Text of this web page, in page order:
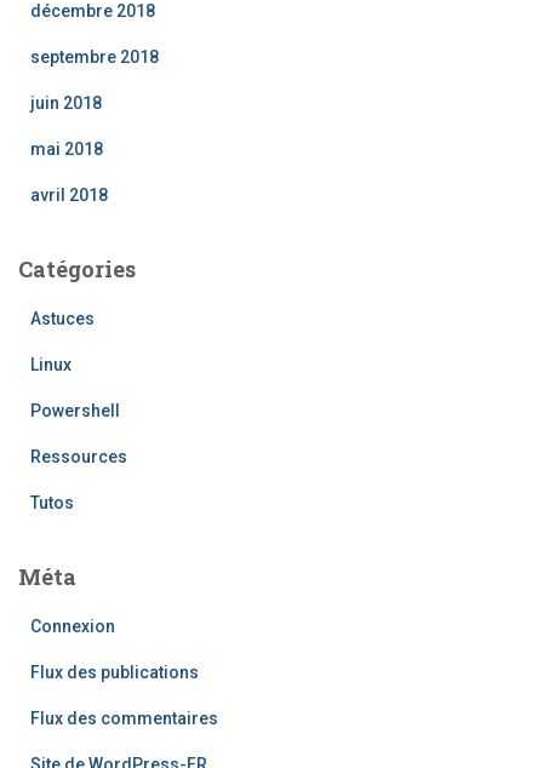
décembre 2018
septembre 2018
juin 2018
mai 2018
avril 2018
Catégories
Astuces
Linux
Powershell
Ressources
Tutos
Méta
Connexion
Flux des publications
Flux des commentaires